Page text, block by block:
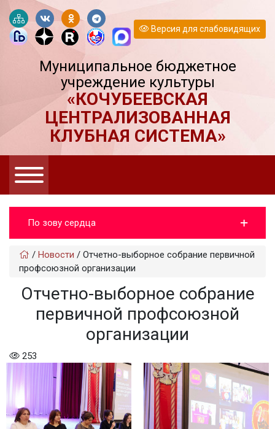
Версия для слабовидящих
Муниципальное бюджетное
учреждение культуры
«КОЧУБЕЕВСКАЯ
ЦЕНТРАЛИЗОВАННАЯ
КЛУБНАЯ СИСТЕМА»
По зову сердца
/ Новости / Отчетно-выборное собрание первичной
профсоюзной организации
Отчетно-выборное собрание
первичной профсоюзной
организации
253